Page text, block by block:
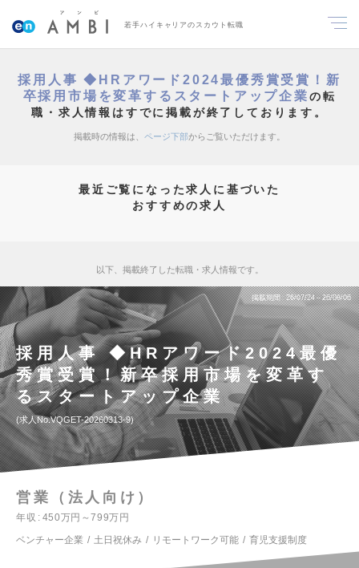
若手ハイキャリアのスカウト転職
採用人事 ◆HRアワード2024最優秀賞受賞！新
卒採用市場を変革するスタートアップ企業の転
職・求人情報はすでに掲載が終了しております。
掲載時の情報は、 ページ下部からご覧いただけます。
最近ご覧になった求人に基づいた
おすすめの求人
以下、掲載終了した転職・求人情報です。
掲載期間 26/07/24～26/08/06
採用人事 ◆HRアワード2024最優
秀賞受賞！新卒採用市場を変革す
るスタートアップ企業
求人No.VQGET-20260313-9
営業（法人向け）
年収
450万円～799万円
ベンチャー企業
土日祝休み リモートワーク可能 育児支援制度